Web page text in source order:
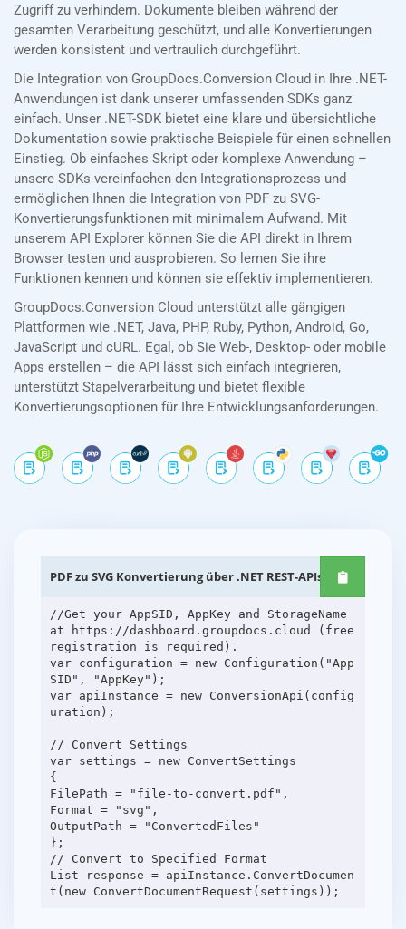
Zugriff zu verhindern. Dokumente bleiben während der
gesamten Verarbeitung geschützt, und alle Konvertierungen
werden konsistent und vertraulich durchgeführt.
Die Integration von GroupDocs.Conversion Cloud in Ihre .NET-
Anwendungen ist dank unserer umfassenden SDKs ganz
einfach. Unser .NET-SDK bietet eine klare und übersichtliche
Dokumentation sowie praktische Beispiele für einen schnellen
Einstieg. Ob einfaches Skript oder komplexe Anwendung –
unsere SDKs vereinfachen den Integrationsprozess und
ermöglichen Ihnen die Integration von PDF zu SVG-
Konvertierungsfunktionen mit minimalem Aufwand. Mit
unserem API Explorer können Sie die API direkt in Ihrem
Browser testen und ausprobieren. So lernen Sie ihre
Funktionen kennen und können sie effektiv implementieren.
GroupDocs.Conversion Cloud unterstützt alle gängigen
Plattformen wie .NET, Java, PHP, Ruby, Python, Android, Go,
JavaScript und cURL. Egal, ob Sie Web-, Desktop- oder mobile
Apps erstellen – die API lässt sich einfach integrieren,
unterstützt Stapelverarbeitung und bietet flexible
Konvertierungsoptionen für Ihre Entwicklungsanforderungen.
PDF zu SVG Konvertierung über .NET REST-APIs
//Get your AppSID, AppKey and StorageName
at https://dashboard.groupdocs.cloud (free
registration is required).
var configuration = new Configuration("App
SID", "AppKey");
var apiInstance = new ConversionApi(config
uration);
// Convert Settings
var settings = new ConvertSettings
{
FilePath = "file-to-convert.pdf",
Format = "svg",
OutputPath = "ConvertedFiles"
};
// Convert to Specified Format
List response = apiInstance.ConvertDocumen